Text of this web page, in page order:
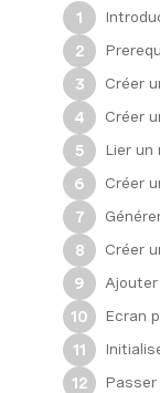
1
2
3
Créer
4
Créer
5
Lier un
6
Créer
7
8
Créer
9
10
Ecran
11
12
Passer